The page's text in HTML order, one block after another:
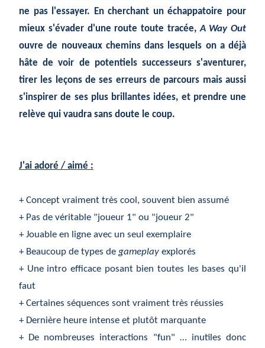
ne pas l'essayer. En cherchant un échappatoire pour
mieux s'évader d'une route toute tracée,A Way Out
ouvre de nouveaux chemins dans lesquels on a déjà
hâte de voir de potentiels successeurs s'aventurer,
tirer les leçons de ses erreurs de parcours mais aussi
s'inspirer de ses plus brillantes idées, et prendre une
relève qui vaudra sans doute le coup.
J'ai adoré / aimé :
+ Concept vraiment très cool, souvent bien assumé
+ Pas de véritable "joueur 1" ou "joueur 2"
+ Jouable en ligne avec un seul exemplaire
+ Beaucoup de types de gameplay explorés
+ Une intro efficace posant bien toutes les bases qu'il
faut
+ Certaines séquences sont vraiment très réussies
+ Dernière heure intense et plutôt marquante
+ De nombreuses interactions "fun" … inutiles donc